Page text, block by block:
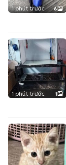
1 phút trước 6
1 phút trước 1